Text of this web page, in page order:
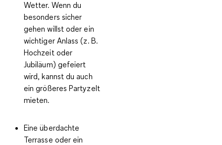
Wetter. Wenn du
besonders sicher
gehen willst oder ein
wichtiger Anlass (z. B.
Hochzeit oder
Jubiläum) gefeiert
wird, kannst du auch
ein größeresPartyzelt
mieten.
Eineüberdachte
Terrasse oder ein